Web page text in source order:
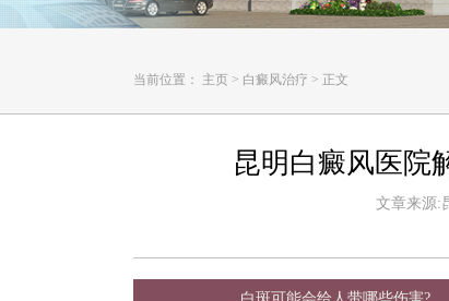
当前位置： 主页 > 白癜风治疗 > 正文
昆明白癜风医院
文章来源: